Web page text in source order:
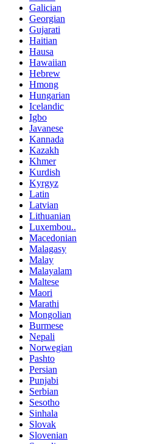
Galician
Georgian
Gujarati
Haitian
Hausa
Hawaiian
Hebrew
Hmong
Hungarian
Icelandic
Igbo
Javanese
Kannada
Kazakh
Khmer
Kurdish
Kyrgyz
Latin
Latvian
Lithuanian
Luxembou..
Macedonian
Malagasy
Malay
Malayalam
Maltese
Maori
Marathi
Mongolian
Burmese
Nepali
Norwegian
Pashto
Persian
Punjabi
Serbian
Sesotho
Sinhala
Slovak
Slovenian